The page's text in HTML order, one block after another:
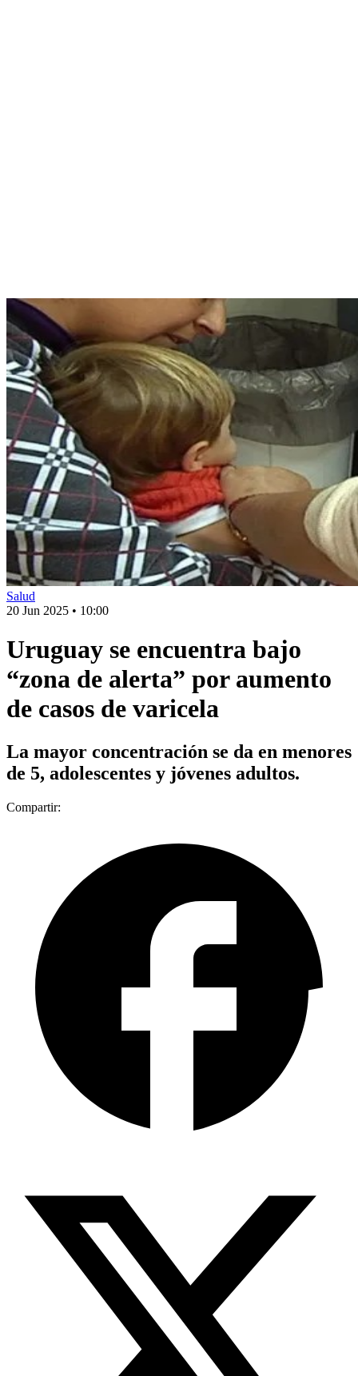
Salud
20 Jun 2025 • 10:00
Uruguay se encuentra bajo
“zona de alerta” por aumento
de casos de varicela
La mayor concentración se da en menores
de 5, adolescentes y jóvenes adultos.
Compartir: